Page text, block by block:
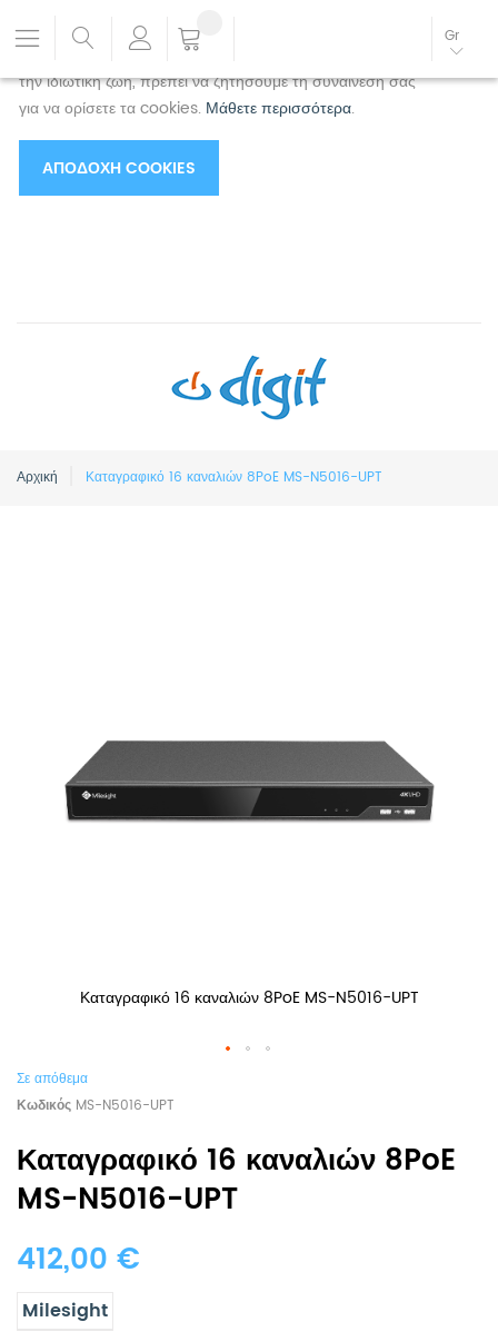
Χρησιμοποιούμε cookies για να βελτιώσουμε την
εμπειρία σας.
Για να συμμορφωθείτε με τη νέα οδηγία για
την ιδιωτική ζωή, πρέπει να ζητήσουμε τη συναίνεσή σας
για να ορίσετε τα cookies. Μάθετε περισσότερα.
ΑΠΟΔΟΧΉ COOKIES
Gr
Αρχική Καταγραφικό 16 καναλιών 8PoE MS-N5016-UPT
Σε απόθεμα
Κωδικός MS-N5016-UPT
Καταγραφικό 16 καναλιών 8PoE
MS-N5016-UPT
412,00 €
Milesight
Καταγραφικό 16 καναλιών 8PoE MS-N5016-UPT